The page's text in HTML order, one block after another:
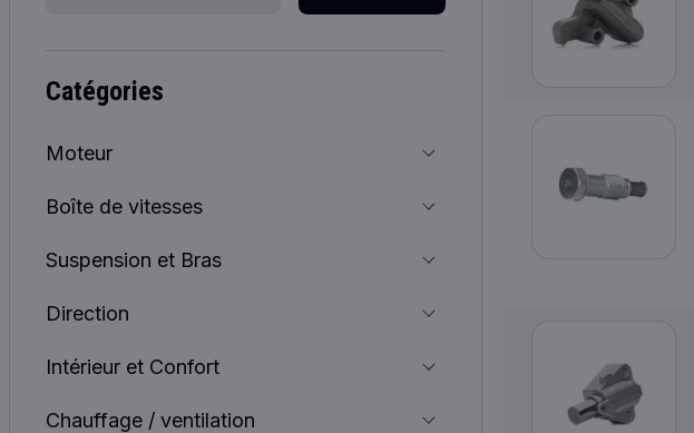
catégories
Moteur
Boîte de vitesses
Suspension et Bras
Direction
Intérieur et Confort
Chauffage / ventilation